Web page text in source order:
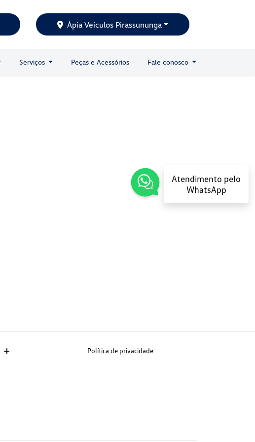
Ápia Veículos Pirassununga
Serviços Peças e Acessórios Fale conosco
Política de privacidade
Atendimento pelo
WhatsApp